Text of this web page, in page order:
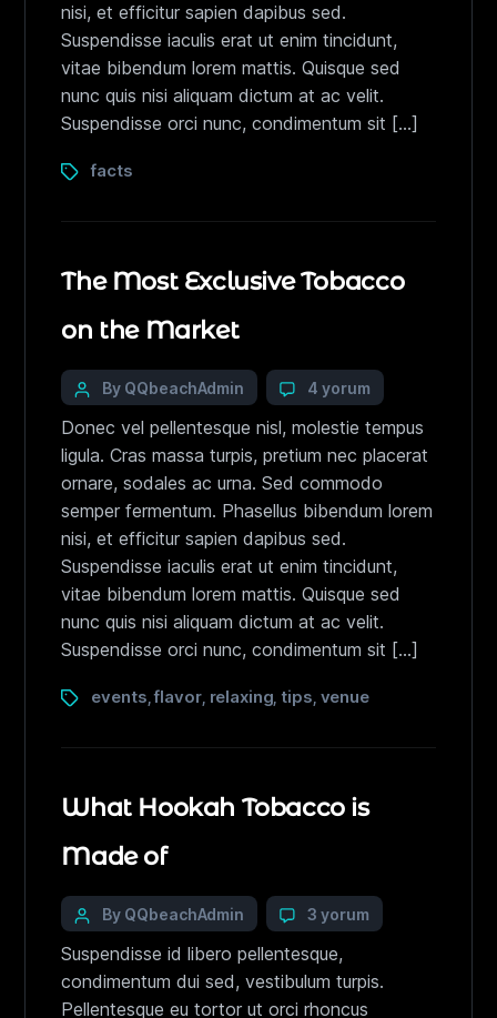
nisi, et efficitur sapien dapibus sed.
Suspendisse iaculis erat ut enim tincidunt,
vitae bibendum lorem mattis. Quisque sed
nunc quis nisi aliquam dictum at ac velit.
Suspendisse orci nunc, condimentum sit […]
facts
The Most Exclusive Tobacco
on the Market
By QQbeachAdmin 4 yorum
Donec vel pellentesque nisl, molestie tempus
ligula. Cras massa turpis, pretium nec placerat
ornare, sodales ac urna. Sed commodo
semper fermentum. Phasellus bibendum lorem
nisi, et efficitur sapien dapibus sed.
Suspendisse iaculis erat ut enim tincidunt,
vitae bibendum lorem mattis. Quisque sed
nunc quis nisi aliquam dictum at ac velit.
Suspendisse orci nunc, condimentum sit […]
events ,flavor, relaxing tips venue
What Hookah Tobacco is
Made of
By QQbeachAdmin 3 yorum
Suspendisse id libero pellentesque,
condimentum dui sed, vestibulum turpis.
Pellentesque eu tortor ut orci rhoncus